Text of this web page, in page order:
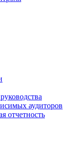
аудиторов
отчетность